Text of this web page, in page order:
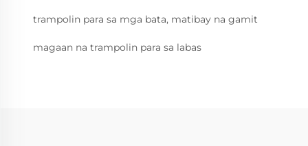
trampolin para sa mga bata, matibay na gamit
magaan na trampolin para sa labas